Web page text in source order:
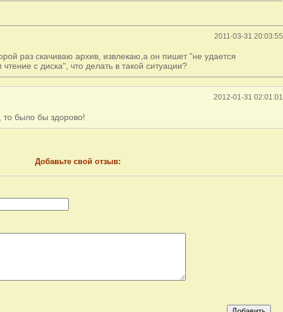
2011-03-31 20:03:55
раз скачиваю архив, извлекаю,а он пишет "не удается
с диска", что делать в такой ситуации?
2012-01-31 02:01:01
было бы здорово!
Добавьте свой отзыв: